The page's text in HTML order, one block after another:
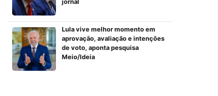
Lula vive melhor momento em
aprovação, avaliação e intenções
de voto, aponta pesquisa
Meio/Ideia